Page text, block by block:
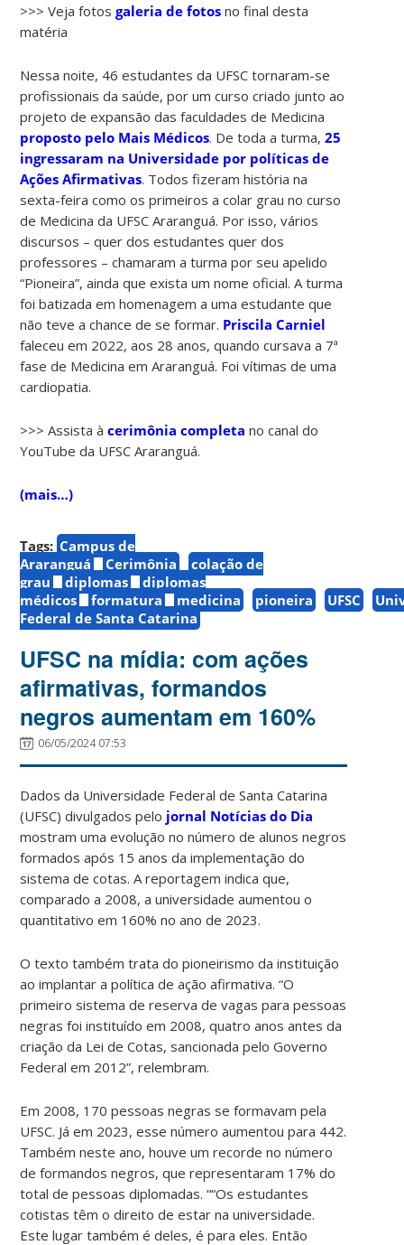
>>> Veja fotosgaleria de fotos no final desta
matéria
Nessa noite, 46 estudantes da UFSC tornaram-se
profissionais da saúde, por um curso criado junto ao
projeto de expansão das faculdades de Medicina
proposto pelo Mais Médicos. De toda a turma,25
ingressaram na Universidade por políticas de
Ações Afirmativas. Todos fizeram história na
sexta-feira como os primeiros a colar grau no curso
de Medicina da UFSC Araranguá. Por isso, vários
discursos – quer dos estudantes quer dos
professores – chamaram a turma por seu apelido
“Pioneira”, ainda que exista um nome oficial. A turma
foi batizada em homenagem a uma estudante que
não teve a chance de se formar. Priscila Carniel
faleceu em 2022, aos 28 anos, quando cursava a 7ª
fase de Medicina em Araranguá. Foi vítimas de uma
cardiopatia.
>>> Assista àcerimônia completa no canal do
YouTube da UFSC Araranguá.
(mais…)
Tags: Campus de
Araranguá
Cerimônia
colação de
grau
diplomas
diplomas
médicos
formatura medicina pioneira UFSC
Federal de Santa Catarina
UFSC na mídia: com ações
afirmativas, formandos
negros aumentam em 160%
06/05/2024 07:53
Dados da Universidade Federal de Santa Catarina
(UFSC) divulgados pelo jornal Notícias do Dia
mostram uma evolução no número de alunos negros
formados após 15 anos da implementação do
sistema de cotas. A reportagem indica que,
comparado a 2008, a universidade aumentou o
quantitativo em 160% no ano de 2023.
O texto também trata do pioneirismo da instituição
ao implantar a política de ação afirmativa. “O
primeiro sistema de reserva de vagas para pessoas
negras foi instituído em 2008, quatro anos antes da
criação da Lei de Cotas, sancionada pelo Governo
Federal em 2012”, relembram.
Em 2008, 170 pessoas negras se formavam pela
UFSC. Já em 2023, esse número aumentou para 442.
Também neste ano, houve um recorde no número
de formandos negros, que representaram 17% do
total de pessoas diplomadas. ““Os estudantes
cotistas têm o direito de estar na universidade.
Este lugar também é deles, é para eles. Então